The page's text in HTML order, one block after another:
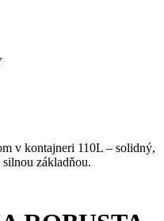
v kontajneri 110L – solidný,
základňou.